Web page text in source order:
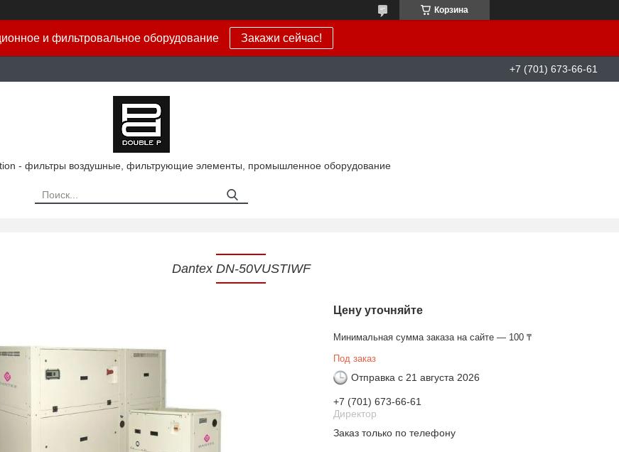
Корзина
и фильтровальное оборудование Закажи сейчас!
+7 (701) 673-66-61
- фильтры воздушные, фильтрующие элементы, промышленное оборудование
Dantex DN-50VUSTIWF
Цену уточняйте
Минимальная сумма заказа на сайте — 100 ₸
Под заказ
Отправка с 21 августа 2026
+7 (701) 673-66-61
Директор
Заказ только по телефону